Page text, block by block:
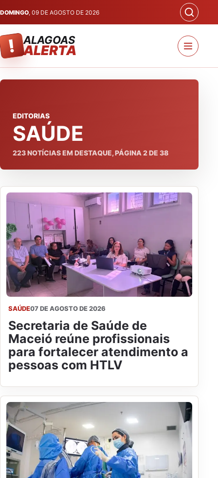
DOMINGO, 09 DE AGOSTO DE 2026
! ALAGOAS
ALERTA
EDITORIAS
SAÚDE
223NOTÍCIAS EM DESTAQUE, PÁGINA 2DE 38
SAÚDE07 DE AGOSTO DE 2026
Secretaria de Saúde de
Maceió reúne profissionais
para fortalecer atendimento a
pessoas com HTLV